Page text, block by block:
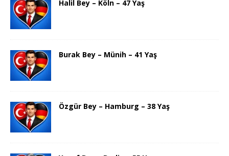
Halil Bey – Köln – 47 Yaş
Burak Bey – Münih – 41 Yaş
Özgür Bey – Hamburg – 38 Yaş